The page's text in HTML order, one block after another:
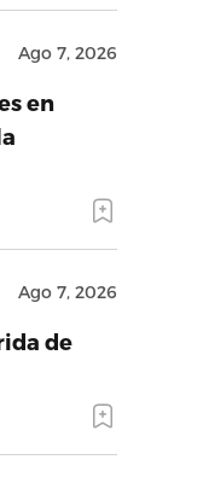
Ago 7, 2026
en
Ago 7, 2026
de